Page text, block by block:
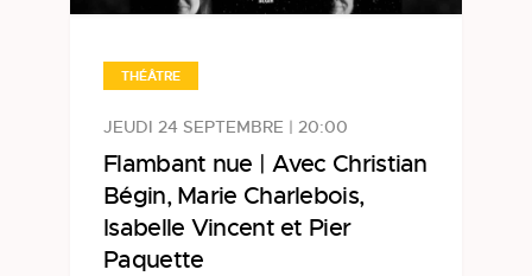
THÉÂTRE
JEUDI 24 SEPTEMBRE | 20:00
Flambant nue | Avec Christian
Bégin, Marie Charlebois,
Isabelle Vincent et Pier
Paquette